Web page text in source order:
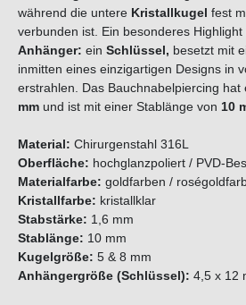
während die untere Kristallkugel fest
verbunden ist. Ein besonderes
Anhänger: ein Schlüssel, besetzt mit
inmitten eines einzigartigen Designs in
erstrahlen. Das Bauchnabelpiercing hat
mm und ist mit einer Stablänge von 10
Material: Chirurgenstahl 316L
Oberfläche: hochglanzpoliert / PVD-
Materialfarbe: goldfarben /
Kristallfarbe: kristallklar
Stabstärke: 1,6 mm
Stablänge: 10 mm
Kugelgröße: 5 & 8 mm
Anhängergröße (Schlüssel): 4,5 x